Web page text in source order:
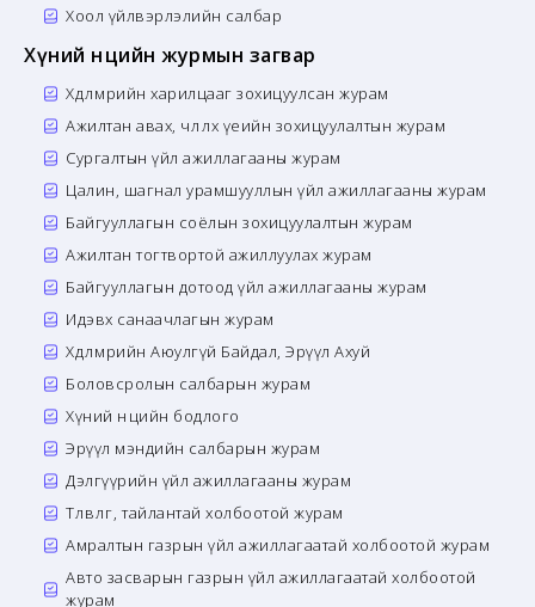
Хоол үйлвэрлэлийн салбар
Хүний нөөцийн журмын загвар
Хөдөлмөрийн харилцааг зохицуулсан журам
Ажилтан авах, чөлөөлөх үеийн зохицуулалтын журам
Сургалтын үйл ажиллагааны журам
Цалин, шагнал урамшууллын үйл ажиллагааны журам
Байгууллагын соёлын зохицуулалтын журам
Ажилтан тогтвортой ажиллуулах журам
Байгууллагын дотоод үйл ажиллагааны журам
Идэвх санаачлагын журам
Хөдөлмөрийн Аюулгүй Байдал, Эрүүл Ахуй
Боловсролын салбарын журам
Хүний нөөцийн бодлого
Эрүүл мэндийн салбарын журам
Дэлгүүрийн үйл ажиллагааны журам
Төлөвлөгөө, тайлантай холбоотой журам
Амралтын газрын үйл ажиллагаатай холбоотой журам
Авто засварын газрын үйл ажиллагаатай холбоотой
журам